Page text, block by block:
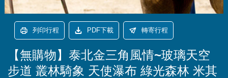
列印行程 PDF下載 轉寄行程
【無購物】泰北金三角風情~玻璃天空
步道 叢林騎象 天使瀑布 綠光森林 米其